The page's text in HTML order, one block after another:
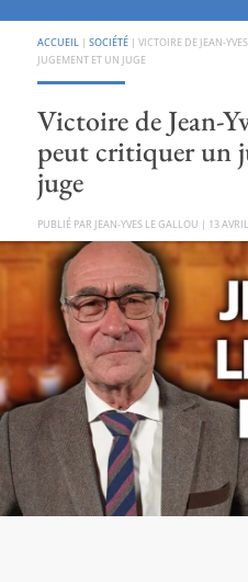
ACCUEIL | SOCIÉTÉ| VICTOIRE DE JEAN-
JUGEMENT ET UN JUGE
Victoire de Jean-
peut critiquer un
juge
PAR JEAN-YVES LE GALLOU | 13